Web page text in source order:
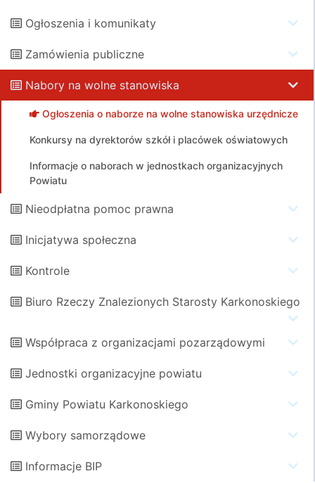
Ogłoszenia i komunikaty
Zamówienia publiczne
Nabory na wolne stanowiska
Ogłoszenia o naborze na wolne stanowiska urzędnicze
Konkursy na dyrektorów szkół i placówek oświatowych
Informacje o naborach w jednostkach organizacyjnych
Powiatu
Nieodpłatna pomoc prawna
Inicjatywa społeczna
Kontrole
Biuro Rzeczy Znalezionych Starosty Karkonoskiego
Współpraca z organizacjami pozarządowymi
Jednostki organizacyjne powiatu
Gminy Powiatu Karkonoskiego
Wybory samorządowe
Informacje BIP